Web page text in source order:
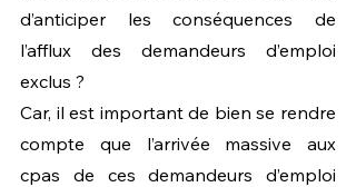
d’anticiper les conséquences de
l’afflux des demandeurs d’emploi
exclus ?
Car, il est important de bien se rendre
compte que l’arrivée massive aux
cpas de ces demandeurs d’emploi